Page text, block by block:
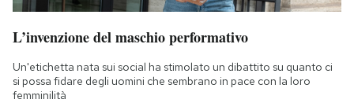
L’invenzione del maschio performativo
Un'etichetta nata sui social ha stimolato un dibattito su quanto ci
si possa fidare degli uomini che sembrano in pace con la loro
femminilità